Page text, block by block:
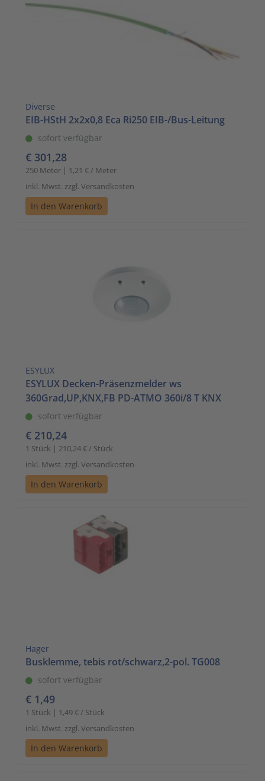
Diverse
EIB-HStH 2x2x0,8 Eca Ri250 EIB-/Bus-Leitung
sofort verfügbar
€ 301,28
250 Meter | 1,21 € / Meter
inkl. Mwst. zzgl. Versandkosten
In den Warenkorb
ESYLUX
ESYLUX Decken-Präsenzmelder ws
360Grad,UP,KNX,FB PD-ATMO 360i/8 T KNX
sofort verfügbar
€ 210,24
1 Stück | 210,24 € / Stück
inkl. Mwst. zzgl. Versandkosten
In den Warenkorb
Hager
Busklemme, tebis rot/schwarz,2-pol. TG008
sofort verfügbar
€ 1,49
1 Stück | 1,49 € / Stück
inkl. Mwst. zzgl. Versandkosten
In den Warenkorb